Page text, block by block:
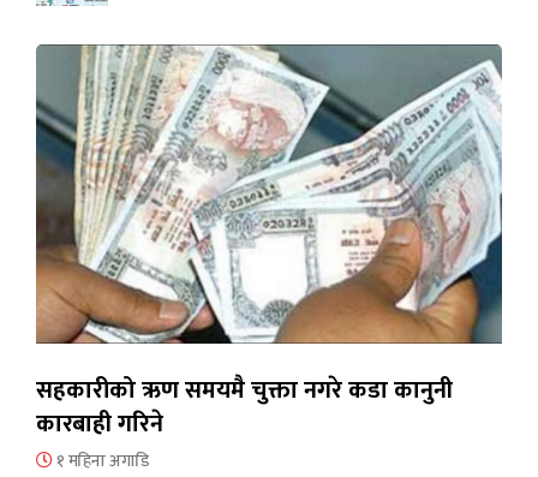
सहकारीको ऋण समयमै चुक्ता नगरे कडा कानुनी
कारबाही गरिने
१ महिना अगाडि